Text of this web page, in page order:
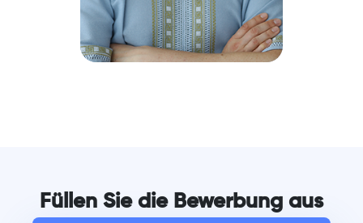
Füllen Sie die Bewerbung aus